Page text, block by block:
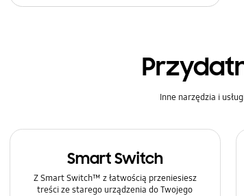
Inne narzędzia i
Smart Switch
Z Smart Switch™ z łatwością przeniesiesz
treści ze starego urządzenia do Twojego